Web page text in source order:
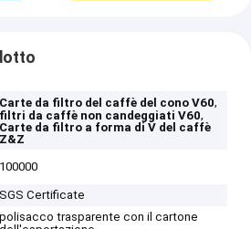
Carte da filtro del caffè del cono V60,
filtri da caffè non candeggiati V60,
Carte da filtro a forma di V del caffè
Z&Z
100000
SGS Certificate
polisacco trasparente con il cartone